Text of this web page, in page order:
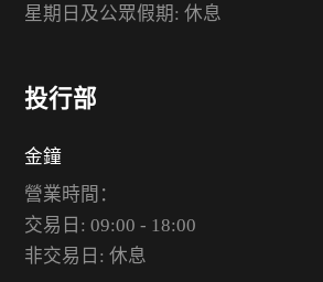
星期日及公眾假期: 休息
投行部
金鐘
營業時間：
交易日: 09:00 - 18:00
非交易日: 休息